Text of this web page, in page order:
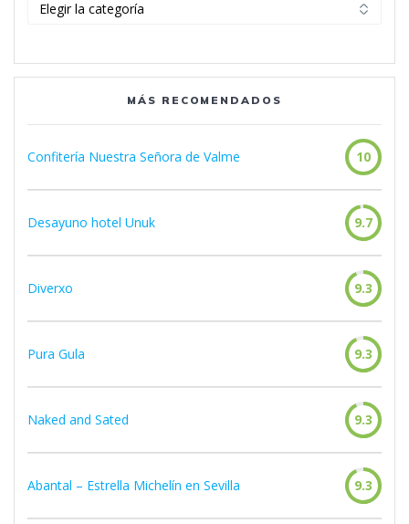
MÁS RECOMENDADOS
Confitería Nuestra Señora de Valme 10
Desayuno hotel Unuk 9.7
Diverxo 9.3
Pura Gula 9.3
Naked and Sated 9.3
Abantal – Estrella Michelín en Sevilla 9.3